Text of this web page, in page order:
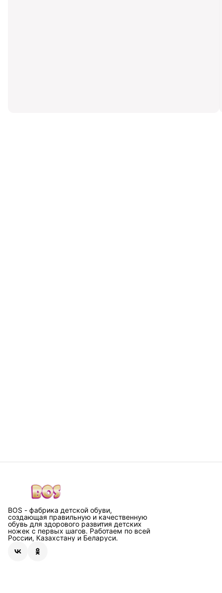
BOS - фабрика детской обуви,
создающая правильную и качественную
обувь для здорового развития детских
ножек с первых шагов. Работаем по всей
России, Казахстану и Беларуси.